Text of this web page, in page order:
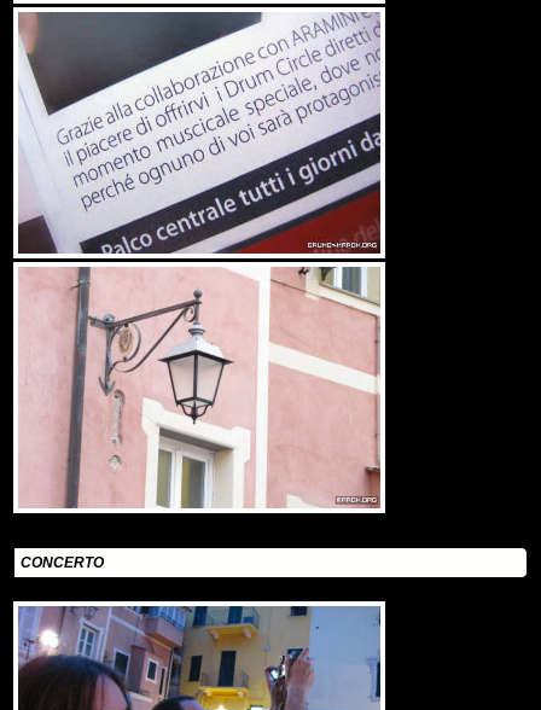
CONCERTO